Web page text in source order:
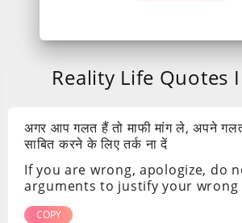
Reality Life Quotes
अगर आप गलत हैं तो माफी मांग ले, अपने गलत
साबित करने के लिए तर्क ना दें
If you are wrong, apologize, do
arguments to justify your wrong
COPY